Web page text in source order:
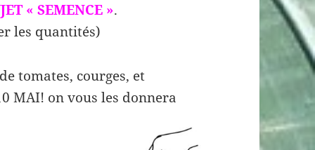
« SEMENCE ».
les quantités)
tomates, courges, et
MAI! on vous les donnera